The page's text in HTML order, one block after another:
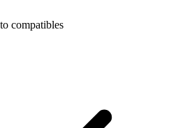
compatibles